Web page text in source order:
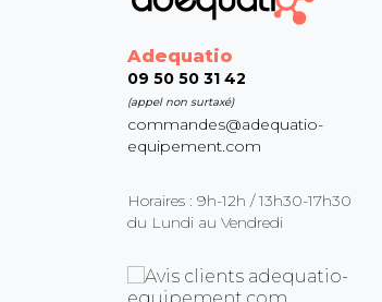
Adequatio
09 50 50 31 42
(appel non surtaxé)
commandes@adequatio-
equipement.com
Horaires : 9h-12h / 13h30-17h30
du Lundi au Vendredi